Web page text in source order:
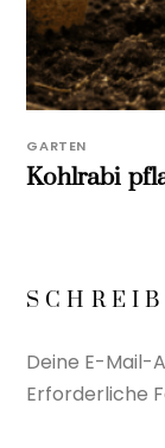
GARTEN
Kohlrabi
Deine E-Mail-
Erforderliche